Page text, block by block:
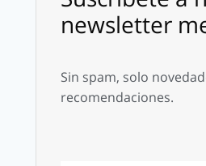
newsletter
Sin spam, solo
recomendaciones.